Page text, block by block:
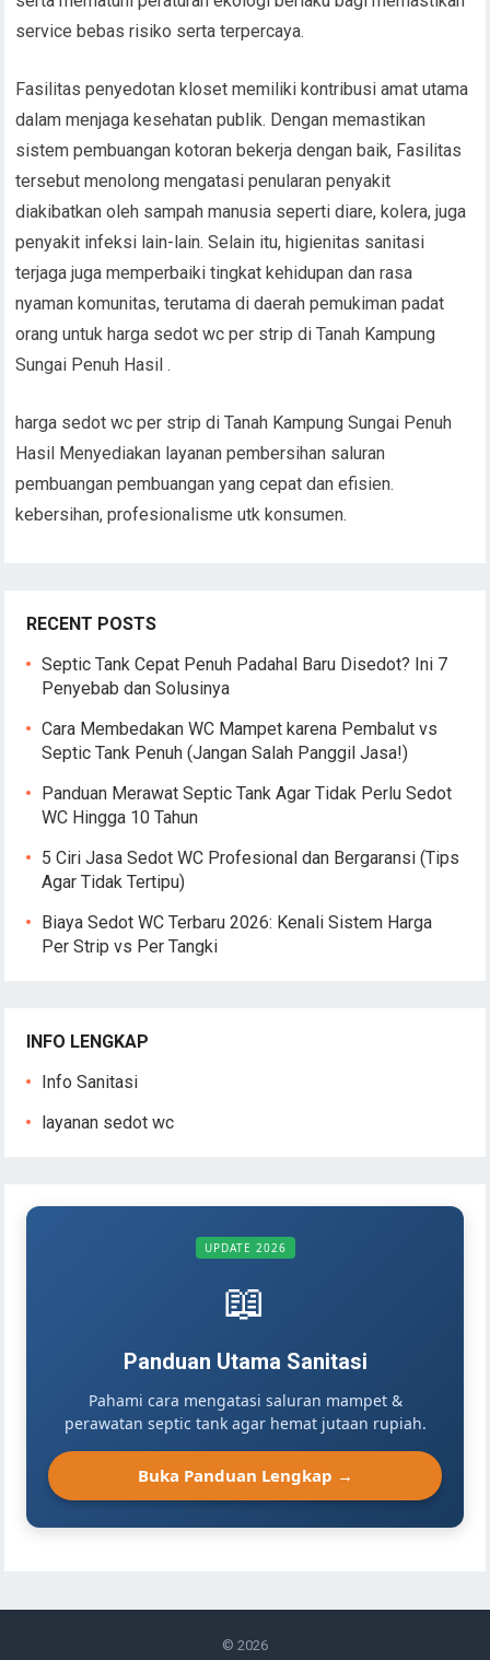
service bebas risiko serta terpercaya.
Fasilitas penyedotan kloset memiliki kontribusi amat utama
dalam menjaga kesehatan publik. Dengan memastikan
sistem pembuangan kotoran bekerja dengan baik, Fasilitas
tersebut menolong mengatasi penularan penyakit
diakibatkan oleh sampah manusia seperti diare, kolera, juga
penyakit infeksi lain-lain. Selain itu, higienitas sanitasi
terjaga juga memperbaiki tingkat kehidupan dan rasa
nyaman komunitas, terutama di daerah pemukiman padat
orang untuk harga sedot wc per strip di Tanah Kampung
Sungai Penuh Hasil .
harga sedot wc per strip di Tanah Kampung Sungai Penuh
Hasil Menyediakan layanan pembersihan saluran
pembuangan pembuangan yang cepat dan efisien.
kebersihan, profesionalisme utk konsumen.
RECENT POSTS
Septic Tank Cepat Penuh Padahal Baru Disedot? Ini 7
Penyebab dan Solusinya
Cara Membedakan WC Mampet karena Pembalut vs
Septic Tank Penuh (Jangan Salah Panggil Jasa!)
Panduan Merawat Septic Tank Agar Tidak Perlu Sedot
WC Hingga 10 Tahun
5 Ciri Jasa Sedot WC Profesional dan Bergaransi (Tips
Agar Tidak Tertipu)
Biaya Sedot WC Terbaru 2026: Kenali Sistem Harga
Per Strip vs Per Tangki
INFO LENGKAP
Info Sanitasi
layanan sedot wc
UPDATE 2026
📖
Panduan Utama Sanitasi
Pahami cara mengatasi saluran mampet &
perawatan septic tank agar hemat jutaan rupiah.
Buka Panduan Lengkap →
© 2026